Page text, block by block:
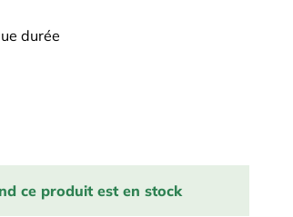
durée
ce produit est en stock